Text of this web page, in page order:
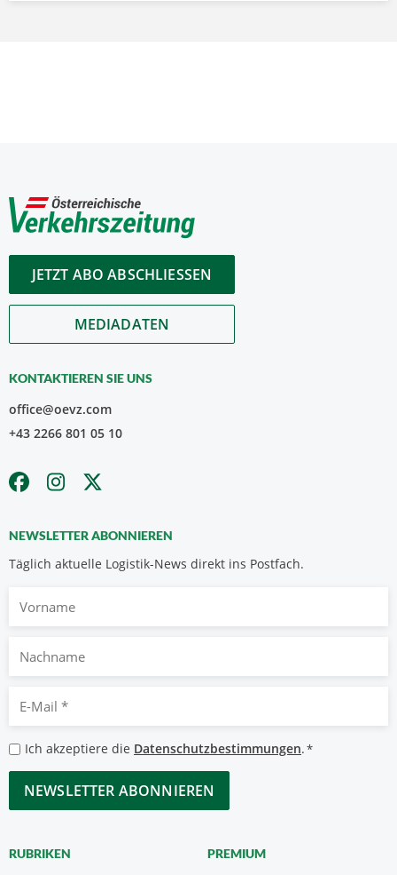
JETZT ABO ABSCHLIESSEN
MEDIADATEN
KONTAKTIEREN SIE UNS
office@oevz.com
+43 2266 801 05 10
NEWSLETTER ABONNIEREN
Täglich aktuelle Logistik-News direkt ins Postfach.
Nachname
Mail
*
Datenschutzbestimmungen
*
Ich akzeptiere die Datenschutzbestimmungen.*
CAPTCHA
RUBRIKEN PREMIUM